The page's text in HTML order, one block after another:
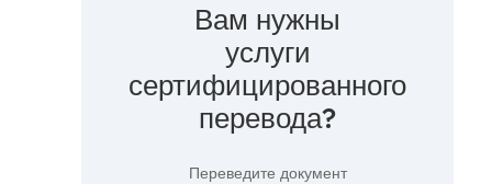
Вам нужны
услуги
сертифицированного
перевода?
Переведите документ